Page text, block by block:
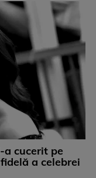
a cucerit pe
a celebrei